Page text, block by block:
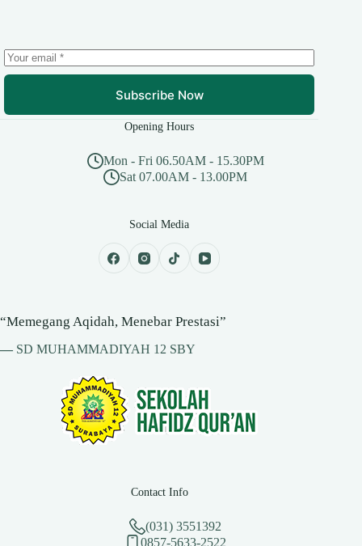
Subscribe Now
Opening Hours
Mon - Fri 06.50AM - 15.30PM
Sat 07.00AM - 13.00PM
Social Media
“Memegang Aqidah, Menebar Prestasi”
— SD MUHAMMADIYAH 12 SBY
Contact Info
(031) 3551392
0857-5633-2522